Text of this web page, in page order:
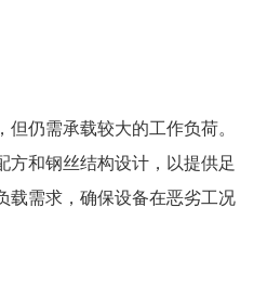
仍需承载较大的工作负荷。
方和钢丝结构设计，以提供足
载需求，确保设备在恶劣工况